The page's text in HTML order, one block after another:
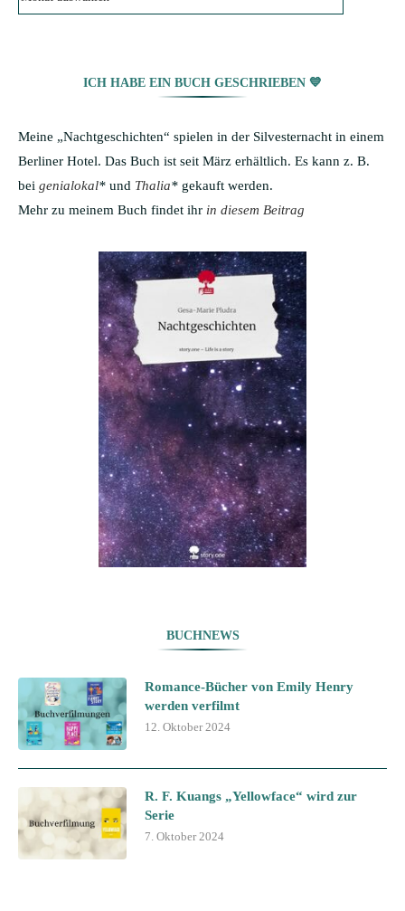
ICH HABE EIN BUCH GESCHRIEBEN 💙
Meine „Nachtgeschichten“ spielen in der Silvesternacht in einem
Berliner Hotel. Das Buch ist seit März erhältlich. Es kann z. B.
bei genialokal* und Thalia* gekauft werden.
Mehr zu meinem Buch findet ihr in diesem Beitrag
BUCHNEWS
Romance-Bücher von Emily Henry
werden verfilmt
12. Oktober 2024
R. F. Kuangs „Yellowface“ wird zur
Serie
7. Oktober 2024